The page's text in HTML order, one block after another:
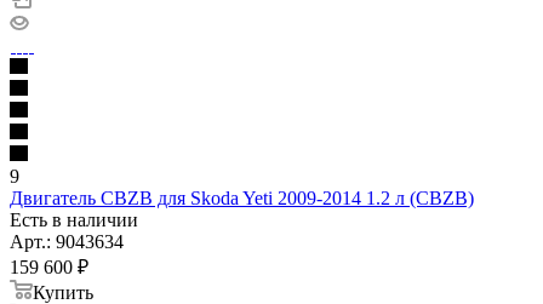
9
Двигатель CBZB для Skoda Yeti 2009-2014 1.2 л (CBZB)
Есть в наличии
Арт.: 9043634
159 600 ₽
Купить